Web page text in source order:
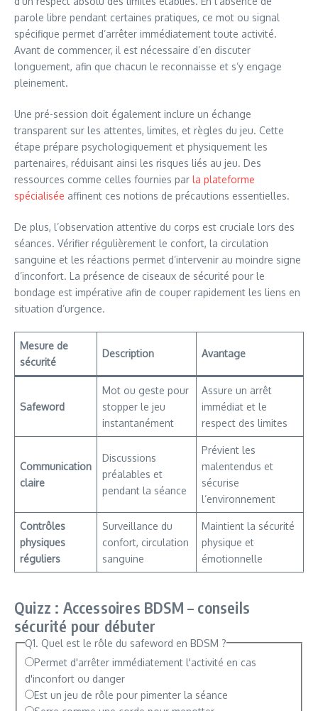
parole libre pendant certaines pratiques, ce mot ou signal
spécifique permet d’arrêter immédiatement toute activité.
Avant de commencer, il est nécessaire d’en discuter
longuement, afin que chacun le reconnaisse et s’y engage
pleinement.
Une pré-session doit également inclure un échange
transparent sur les attentes, limites, et règles du jeu. Cette
étape prépare psychologiquement et physiquement les
partenaires, réduisant ainsi les risques liés au jeu. Des
ressources comme celles fournies par la plateforme
spécialisée affinent ces notions de précautions essentielles.
De plus, l’observation attentive du corps est cruciale lors des
séances. Vérifier régulièrement le confort, la circulation
sanguine et les réactions permet d’intervenir au moindre signe
d’inconfort. La présence de ciseaux de sécurité pour le
bondage est impérative afin de couper rapidement les liens en
situation d’urgence.
Mesure de
sécurité
Description Avantage
Safeword
Mot ou geste pour
stopper le jeu
instantanément
Assure un arrêt
immédiat et le
respect des limites
Communication
claire
Discussions
préalables et
pendant la séance
Prévient les
malentendus et
sécurise
l’environnement
Contrôles
physiques
réguliers
Surveillance du
confort, circulation
sanguine
Maintient la sécurité
physique et
émotionnelle
Quizz : Accessoires BDSM – conseils
sécurité pour débuter
Q1. Quel est le rôle du safeword en BDSM ?
Permet d'arrêter immédiatement l'activité en cas
d'inconfort ou danger
Est un jeu de rôle pour pimenter la séance